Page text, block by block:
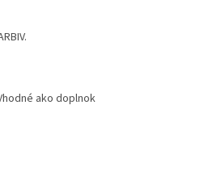
ako doplnok